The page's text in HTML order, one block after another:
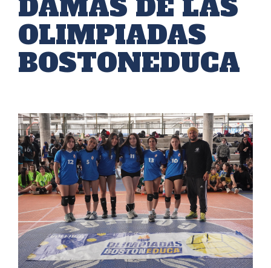
DAMAS DE LAS
OLIMPIADAS
BOSTONEDUCA